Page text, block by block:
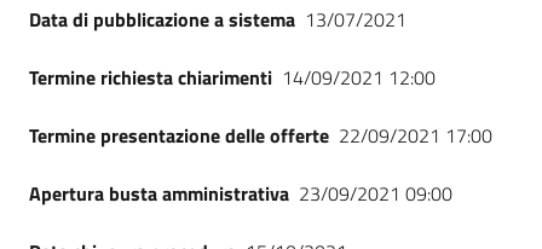
Data di pubblicazione a sistema 13/07/2021
Termine richiesta chiarimenti 14/09/2021 12:00
Termine presentazione delle offerte 22/09/2021 17:00
Apertura busta amministrativa 23/09/2021 09:00